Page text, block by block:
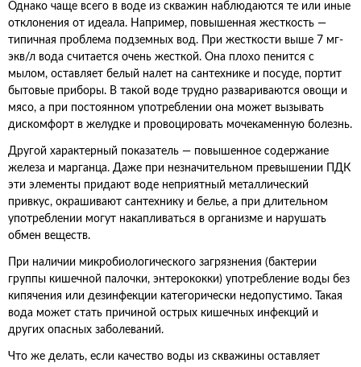
Однако чаще всего в воде из скважин наблюдаются те или иные
отклонения от идеала. Например, повышенная жесткость —
типичная проблема подземных вод. При жесткости выше 7 мг-
экв/л вода считается очень жесткой. Она плохо пенится с
мылом, оставляет белый налет на сантехнике и посуде, портит
бытовые приборы. В такой воде трудно развариваются овощи и
мясо, а при постоянном употреблении она может вызывать
дискомфорт в желудке и провоцировать мочекаменную болезнь.
Другой характерный показатель — повышенное содержание
железа и марганца. Даже при незначительном превышении ПДК
эти элементы придают воде неприятный металлический
привкус, окрашивают сантехнику и белье, а при длительном
употреблении могут накапливаться в организме и нарушать
обмен веществ.
При наличии микробиологического загрязнения (бактерии
группы кишечной палочки, энтерококки) употребление воды без
кипячения или дезинфекции категорически недопустимо. Такая
вода может стать причиной острых кишечных инфекций и
других опасных заболеваний.
Что же делать, если качество воды из скважины оставляет